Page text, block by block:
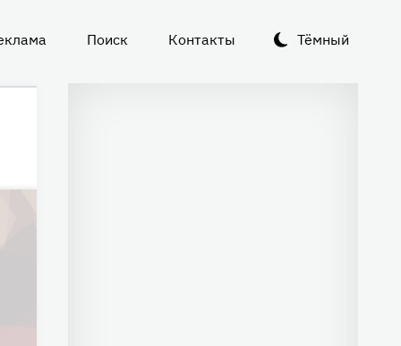
Тёмный
Поиск Контакты